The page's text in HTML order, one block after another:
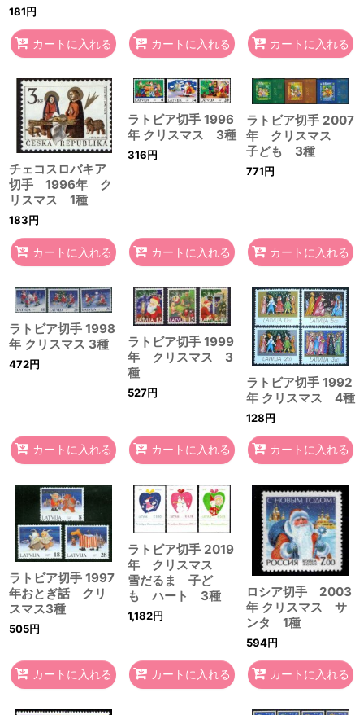
181円
カートに入れる カートに入れる カートに入れる
チェコスロバキア
切手 1996年 ク
リスマス 1種
183円
カートに入れる
ラトビア切手 1996
年 クリスマス 3種
316円
カートに入れる
ラトビア切手 2007
年 クリスマス
子ども 3種
771円
カートに入れる
ラトビア切手 1998
年 クリスマス 3種
472円
カートに入れる
ラトビア切手 1999
年 クリスマス 3
種
527円
カートに入れる
ラトビア切手 1992
年 クリスマス 4種
128円
カートに入れる
ラトビア切手 1997
年おとぎ話 クリ
スマス3種
505円
カートに入れる
ラトビア切手 2019
年 クリスマス
雪だるま 子ど
も ハート 3種
1,182円
カートに入れる
ロシア切手 2003
年 クリスマス サ
ンタ 1種
594円
カートに入れる